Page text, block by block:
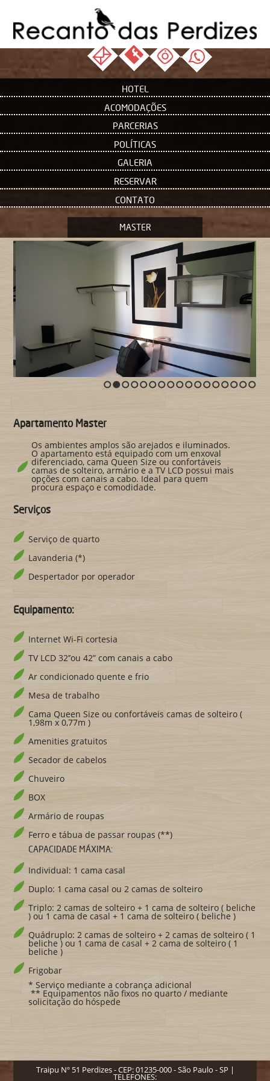
HOTEL
ACOMODAÇÕES
PARCERIAS
POLÍTICAS
GALERIA
RESERVAR
CONTATO
MASTER
Apartamento Master
Os ambientes amplos são arejados e iluminados.
O apartamento está equipado com um enxoval
diferenciado, cama Queen Size ou confortáveis
camas de solteiro, armário e a TV LCD possui mais
opções com canais a cabo. Ideal para quem
procura espaço e comodidade.
Serviços
Serviço de quarto
Lavanderia (*)
Despertador por operador
Equipamento:
Internet Wi-Fi cortesia
TV LCD 32’’ou 42” com canais a cabo
Ar condicionado quente e frio
Mesa de trabalho
Cama Queen Size ou confortáveis camas de solteiro (
1,98m x 0,77m )
Amenities gratuitos
Secador de cabelos
Chuveiro
BOX
Armário de roupas
Ferro e tábua de passar roupas (**)
CAPACIDADE MÁXIMA:
Individual: 1 cama casal
Duplo: 1 cama casal ou 2 camas de solteiro
Triplo: 2 camas de solteiro + 1 cama de solteiro ( beliche
) ou 1 cama de casal + 1 cama de solteiro ( beliche )
Quádruplo: 2 camas de solteiro + 2 camas de solteiro ( 1
beliche ) ou 1 cama de casal + 2 cama de solteiro ( 1
beliche )
Frigobar
* Serviço mediante a cobrança adicional
** Equipamentos não fixos no quarto / mediante
solicitação do hóspede
Traipu Nº 51 Perdizes - CEP: 01235-000 - São Paulo - SP |
TELEFONES: